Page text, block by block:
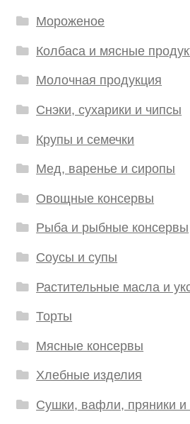
Мороженое
Колбаса и мясные
Молочная продукция
Снэки, сухарики и чипсы
Крупы и семечки
Мед, варенье и сиропы
Овощные консервы
Рыба и рыбные консервы
Соусы и супы
Растительные масла и
Торты
Мясные консервы
Хлебные изделия
Сушки, вафли, пряники и